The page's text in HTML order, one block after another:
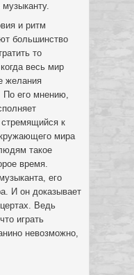
и ритм
большинство
то
весь мир
желания
его мнению,
к
мира
такое
время.
его
И он доказывает
Ведь
играть
невозможно,